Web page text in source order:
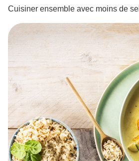
Cuisiner ensemble avec moins de sel